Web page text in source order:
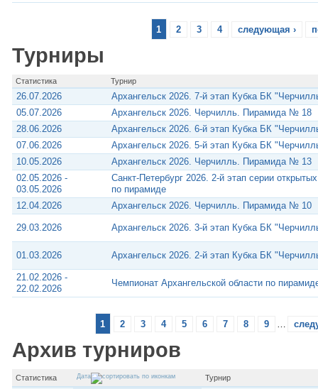
1 2 3 4 следующая ›
Турниры
Статистика Турнир
26.07.2026
Архангельск 2026. 7-й этап Кубка БК
05.07.2026
Архангельск 2026. Черчилль. Пирамида № 18
28.06.2026
Архангельск 2026. 6-й этап Кубка БК
07.06.2026
Архангельск 2026. 5-й этап Кубка БК
10.05.2026
Архангельск 2026. Черчилль. Пирамида № 13
02.05.2026 -
03.05.2026
Санкт-Петербург 2026. 2-й этап серии
по пирамиде
12.04.2026
Архангельск 2026. Черчилль. Пирамида № 10
29.03.2026 Архангельск 2026. 3-й этап Кубка БК
01.03.2026 Архангельск 2026. 2-й этап Кубка БК
21.02.2026 -
22.02.2026
Чемпионат Архангельской области по
1 2 3 4 5 6 7 8 9
Архив турниров
Статистика Дата Турнир